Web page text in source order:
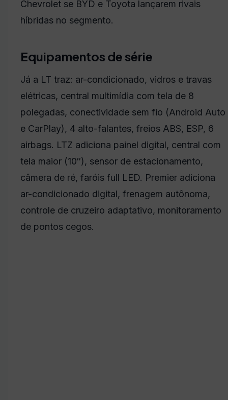
Chevrolet se BYD e Toyota lançarem rivais
híbridas no segmento.
Equipamentos de série
Já a LT traz: ar-condicionado, vidros e travas
elétricas, central multimídia com tela de 8
polegadas, conectividade sem fio (Android Auto
e CarPlay), 4 alto-falantes, freios ABS, ESP, 6
airbags. LTZ adiciona painel digital, central com
tela maior (10″), sensor de estacionamento,
câmera de ré, faróis full LED. Premier adiciona
ar-condicionado digital, frenagem autônoma,
controle de cruzeiro adaptativo, monitoramento
de pontos cegos.